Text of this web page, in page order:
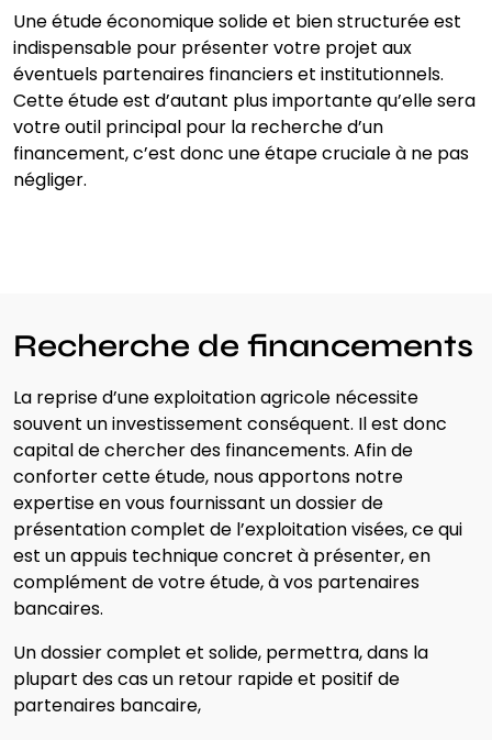
Une étude économique solide et bien structurée est
indispensable pour présenter votre projet aux
éventuels partenaires financiers et institutionnels.
Cette étude est d’autant plus importante qu’elle sera
votre outil principal pour la recherche d’un
financement, c’est donc une étape cruciale à ne pas
négliger.
Recherche de financements
La reprise d’une exploitation agricole nécessite
souvent un investissement conséquent. Il est donc
capital de chercher des financements. Afin de
conforter cette étude, nous apportons notre
expertise en vous fournissant un dossier de
présentation complet de l’exploitation visées, ce qui
est un appuis technique concret à présenter, en
complément de votre étude, à vos partenaires
bancaires.
Un dossier complet et solide, permettra, dans la
plupart des cas un retour rapide et positif de
partenaires bancaire,